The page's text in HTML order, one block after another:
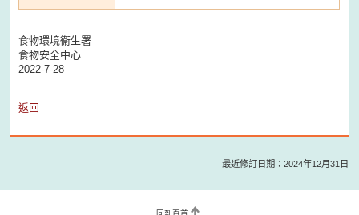
食物環境衞生署
食物安全中心
2022-7-28
返回
最近修訂日期：2024年12月31日